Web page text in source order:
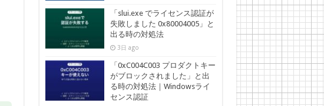
「slui.exe でライセンス認証が
失敗しました 0x80004005」と
出る時の対処法
3日 ago
「0xC004C003 プロダクトキー
がブロックされました」と出
る時の対処法｜Windowsライ
センス認証